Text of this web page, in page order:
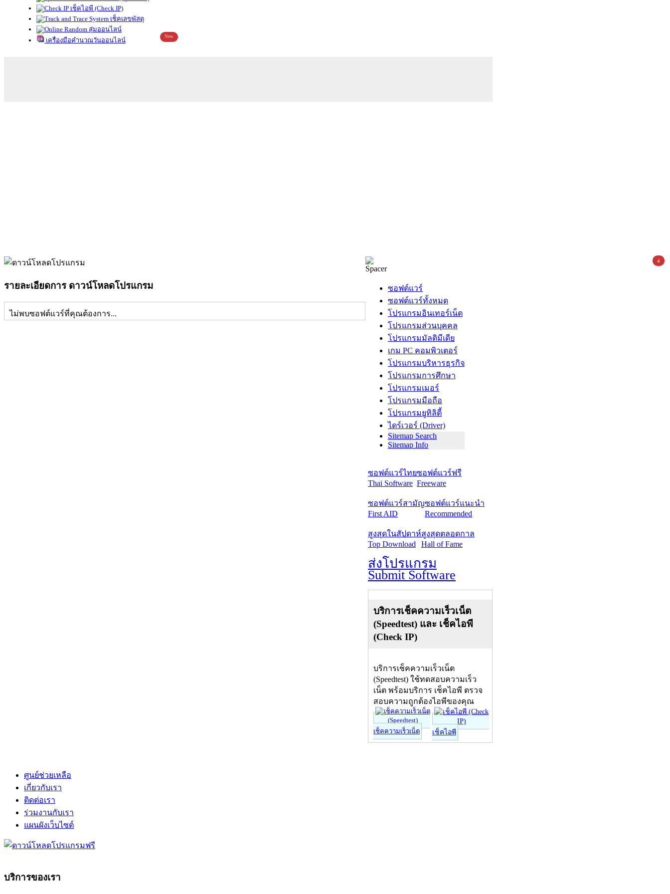
เช็คไอพี (Check IP)
เช็คเลขพัสดุ
สุ่มออนไลน์
เครื่องมือคำนวณวันออนไลน์
New
รายละเอียดการ ดาวน์โหลดโปรแกรม
ไม่พบซอฟต์แวร์ที่คุณต้องการ...
ซอฟต์แวร์
ซอฟต์แวร์ทั้งหมด
โปรแกรมอินเทอร์เน็ต
โปรแกรมส่วนบุคคล
โปรแกรมมัลติมีเดีย
เกม PC คอมพิวเตอร์
โปรแกรมบริหารธุรกิจ
โปรแกรมการศึกษา
โปรแกรมเมอร์
โปรแกรมมือถือ
โปรแกรมยูทิลิตี้
ไดร์เวอร์ (Driver)
Sitemap Search
Sitemap Info
ซอฟต์แวร์ไทย
Thai Software
ซอฟต์แวร์ฟรี
Freeware
ซอฟต์แวร์สามัญ
First AID
ซอฟต์แวร์แนะนำ
Recommended
สูงสุดในสัปดาห์
Top Download
สูงสุดตลอดกาล
Hall of Fame
ส่งโปรแกรม
Submit Software
บริการเช็คความเร็วเน็ต
(Speedtest) และ เช็คไอพี
(Check IP)
บริการเช็คความเร็วเน็ต
(Speedtest) ใช้ทดสอบความเร็ว
เน็ต พร้อมบริการ เช็คไอพี ตรวจ
สอบความถูกต้องไอพีของคุณ
เช็คความเร็วเน็ต เช็คไอพี
ศูนย์ช่วยเหลือ
เกี่ยวกับเรา
ติดต่อเรา
ร่วมงานกับเรา
4
แผนผังเว็บไซต์
บริการของเรา